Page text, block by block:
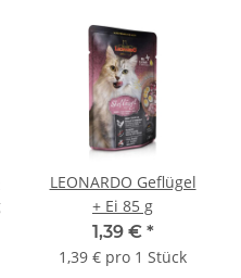
LEONARDO Geflügel
+ Ei 85 g
1,39 € *
1,39 € pro 1 Stück